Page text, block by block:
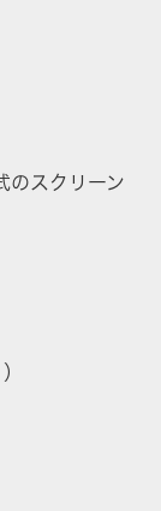
のスクリーン